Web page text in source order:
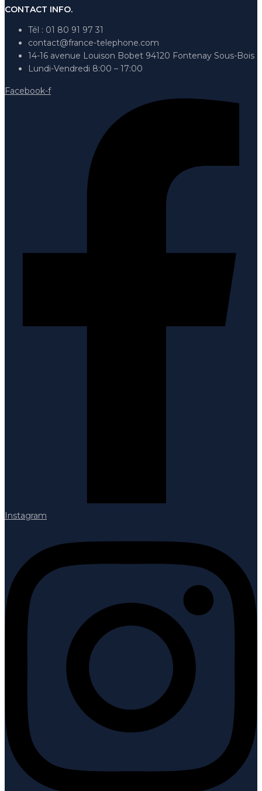
CONTACT INFO.
Tél : 01 80 91 97 31
contact@france-telephone.com
14-16 avenue Louison Bobet 94120 Fontenay Sous-Bois
Lundi-Vendredi 8:00 – 17:00
Facebook-f
Instagram